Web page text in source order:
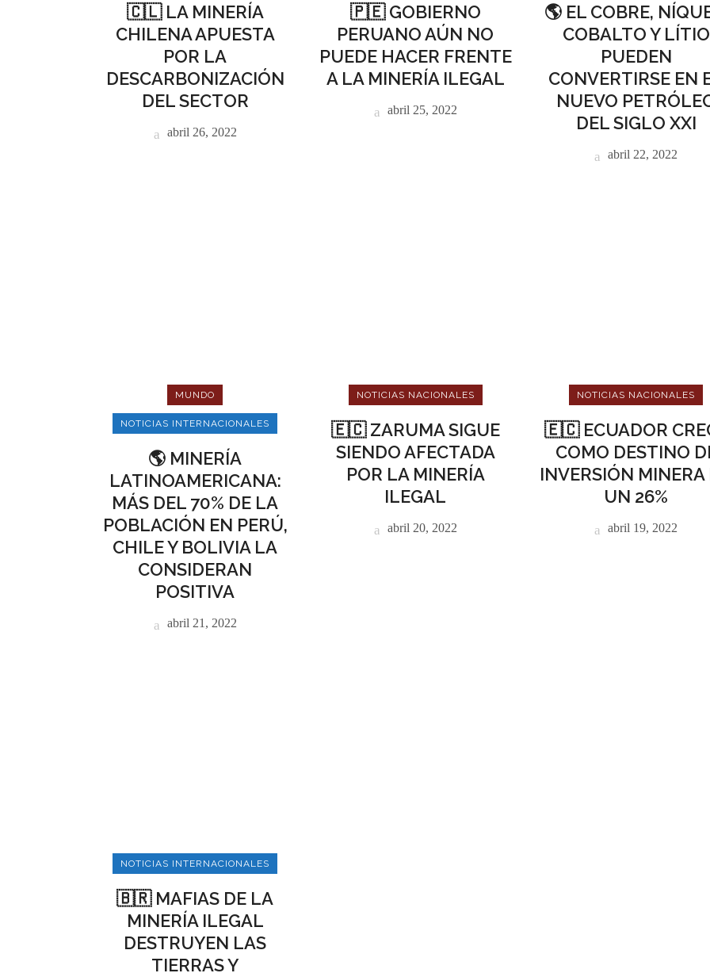
🇨🇱 LA MINERÍA
CHILENA APUESTA
POR LA
DESCARBONIZACIÓN
DEL SECTOR
abril 26, 2022
🇵🇪 GOBIERNO
PERUANO AÚN NO
PUEDE HACER FRENTE
A LA MINERÍA ILEGAL
abril 25, 2022
🌎 EL COBRE,
COBALTO Y LÍTIO
PUEDEN
CONVERTIRSE EN
NUEVO
DEL SIGLO XXI
abril 22, 2022
MUNDO
NOTICIAS INTERNACIONALES
🌎 MINERÍA
LATINOAMERICANA:
MÁS DEL 70% DE LA
POBLACIÓN EN PERÚ,
CHILE Y BOLIVIA LA
CONSIDERAN
POSITIVA
abril 21, 2022
NOTICIAS NACIONALES
🇪🇨 ZARUMA SIGUE
SIENDO AFECTADA
POR LA MINERÍA
ILEGAL
abril 20, 2022
NOTICIAS NACIONALES
🇪🇨 ECUADOR
COMO DESTINO
INVERSIÓN MINERA
UN 26%
abril 19, 2022
NOTICIAS INTERNACIONALES
🇧🇷 MAFIAS DE LA
MINERÍA ILEGAL
DESTRUYEN LAS
TIERRAS Y
Es una revista digital ecuatoriana
especializada en generar información